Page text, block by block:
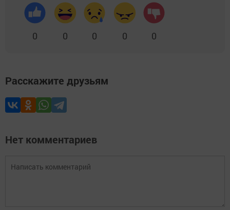
0 0 0 0 0
Расскажите друзьям
Нет комментариев